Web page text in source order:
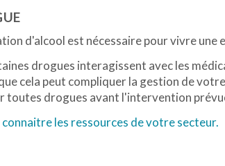
d'alcool est nécessaire pour vivre une
drogues interagissent avec les
cela peut compliquer la gestion de
toutes drogues avant l'intervention
les ressources de votre secteur.